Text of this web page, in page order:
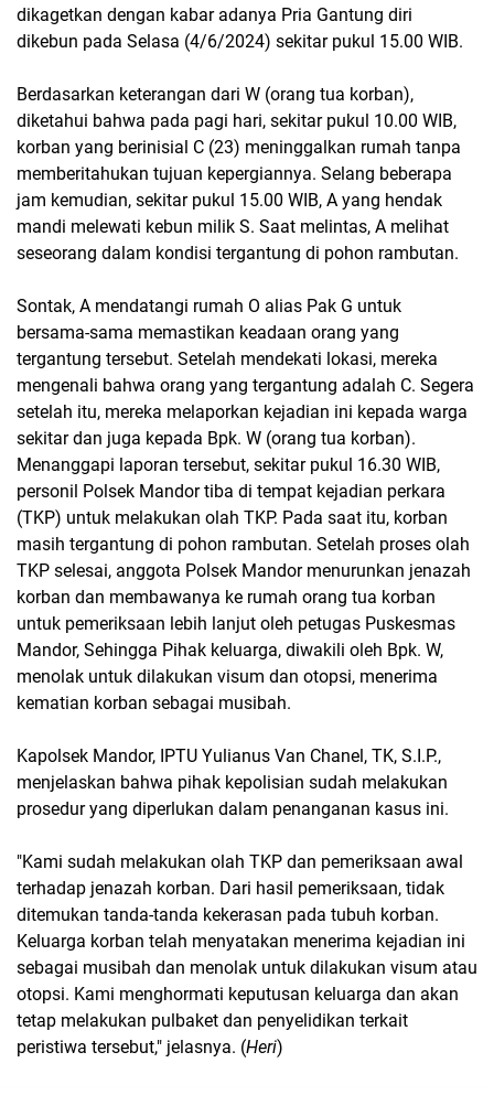
dikagetkan dengan kabar adanya Pria Gantung diri
dikebun pada Selasa (4/6/2024) sekitar pukul 15.00 WIB.
Berdasarkan keterangan dari W (orang tua korban),
diketahui bahwa pada pagi hari, sekitar pukul 10.00 WIB,
korban yang berinisial C (23) meninggalkan rumah tanpa
memberitahukan tujuan kepergiannya. Selang beberapa
jam kemudian, sekitar pukul 15.00 WIB, A yang hendak
mandi melewati kebun milik S. Saat melintas, A melihat
seseorang dalam kondisi tergantung di pohon rambutan.
Sontak, A mendatangi rumah O alias Pak G untuk
bersama-sama memastikan keadaan orang yang
tergantung tersebut. Setelah mendekati lokasi, mereka
mengenali bahwa orang yang tergantung adalah C. Segera
setelah itu, mereka melaporkan kejadian ini kepada warga
sekitar dan juga kepada Bpk. W (orang tua korban).
Menanggapi laporan tersebut, sekitar pukul 16.30 WIB,
personil Polsek Mandor tiba di tempat kejadian perkara
(TKP) untuk melakukan olah TKP. Pada saat itu, korban
masih tergantung di pohon rambutan. Setelah proses olah
TKP selesai, anggota Polsek Mandor menurunkan jenazah
korban dan membawanya ke rumah orang tua korban
untuk pemeriksaan lebih lanjut oleh petugas Puskesmas
Mandor, Sehingga Pihak keluarga, diwakili oleh Bpk. W,
menolak untuk dilakukan visum dan otopsi, menerima
kematian korban sebagai musibah.
Kapolsek Mandor, IPTU Yulianus Van Chanel, TK, S.I.P.,
menjelaskan bahwa pihak kepolisian sudah melakukan
prosedur yang diperlukan dalam penanganan kasus ini.
"Kami sudah melakukan olah TKP dan pemeriksaan awal
terhadap jenazah korban. Dari hasil pemeriksaan, tidak
ditemukan tanda-tanda kekerasan pada tubuh korban.
Keluarga korban telah menyatakan menerima kejadian ini
sebagai musibah dan menolak untuk dilakukan visum atau
otopsi. Kami menghormati keputusan keluarga dan akan
tetap melakukan pulbaket dan penyelidikan terkait
peristiwa tersebut," jelasnya. (Heri)